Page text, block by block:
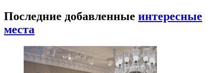
Последние добавленные интересные
места